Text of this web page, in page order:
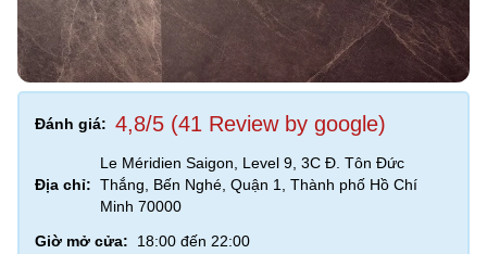
Đánh giá: 4,8/5 (41 Review by google)
Địa chỉ:
Le Méridien Saigon, Level 9, 3C Đ. Tôn Đức
Thắng, Bến Nghé, Quận 1, Thành phố Hồ Chí
Minh 70000
Giờ mở cửa:
18:00 đến 22:00